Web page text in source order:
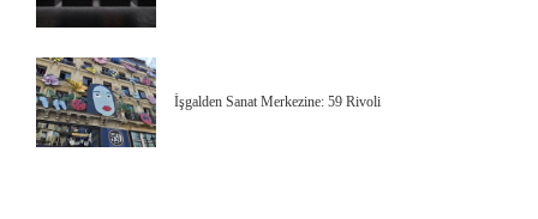
İşgalden Sanat Merkezine: 59 Rivoli